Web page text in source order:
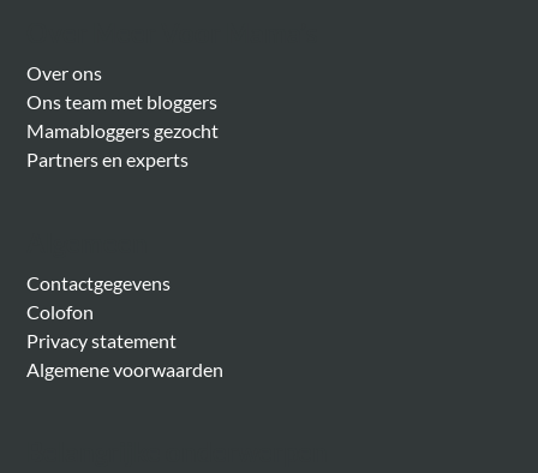
Over ons
Ons team met bloggers
Mamabloggers gezocht
Partners en experts
Contactgegevens
Colofon
Privacy statement
Algemene voorwaarden